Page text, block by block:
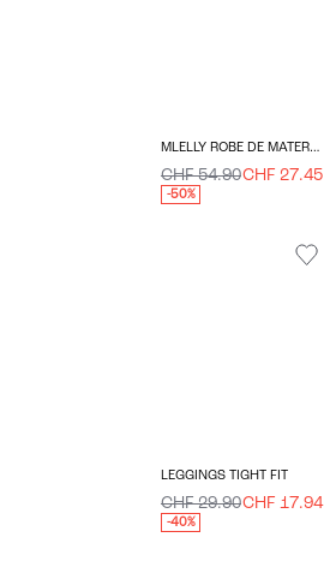
MLELLY ROBE DE MATERNITÉ
CHF 54.90CHF 27.45
-50%
LEGGINGS TIGHT FIT
CHF 29.90CHF 17.94
-40%